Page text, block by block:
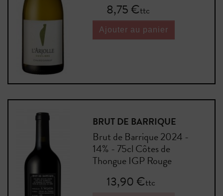
Prix8,75 €ttc
Ajouter au panier
BRUT DE BARRIQUE
Brut de Barrique 2024 -
14% - 75cl Côtes de
Thongue IGP Rouge
Prix13,90 €ttc